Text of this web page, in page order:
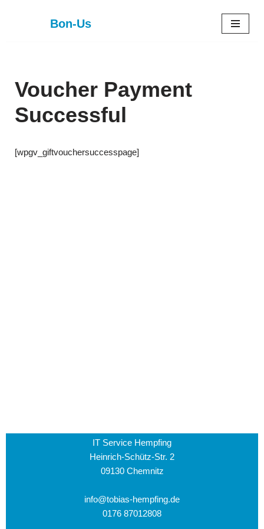
Bon-Us
Voucher Payment
Successful
[wpgv_giftvouchersuccesspage]
IT Service Hempfing
Heinrich-Schütz-Str. 2
09130 Chemnitz
info@tobias-hempfing.de
0176 87012808